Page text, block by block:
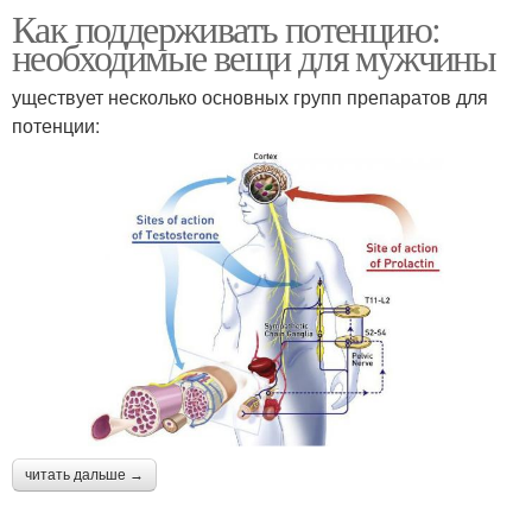
Как поддерживать потенцию:
необходимые вещи для мужчины
уществует несколько основных групп препаратов для
потенции:
читать дальше →